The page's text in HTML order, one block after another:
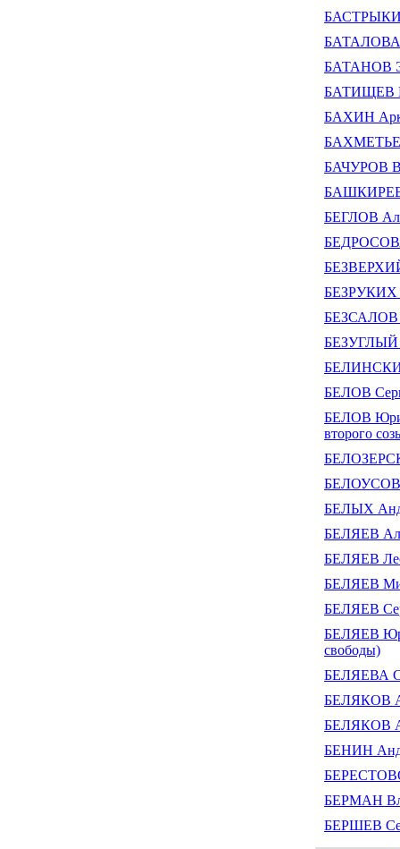
БАТАЛОВА
БАТАНОВ
БАТИЩЕВ
БАХИН
БАЧУРОВ
БАШКИРЕВ
БЕГЛОВ
БЕЗРУКИХ
БЕЗСАЛОВ
БЕЗУГЛЫЙ
БЕЛОВ
БЕЛОВ
второго
БЕЛОУСОВ
БЕЛЫХ
БЕЛЯЕВ
БЕЛЯЕВ
БЕЛЯЕВ
БЕЛЯЕВ
БЕЛЯЕВ
свободы)
БЕЛЯЕВА
БЕЛЯКОВ
БЕЛЯКОВ
БЕНИН
БЕРМАН
БЕРШЕВ